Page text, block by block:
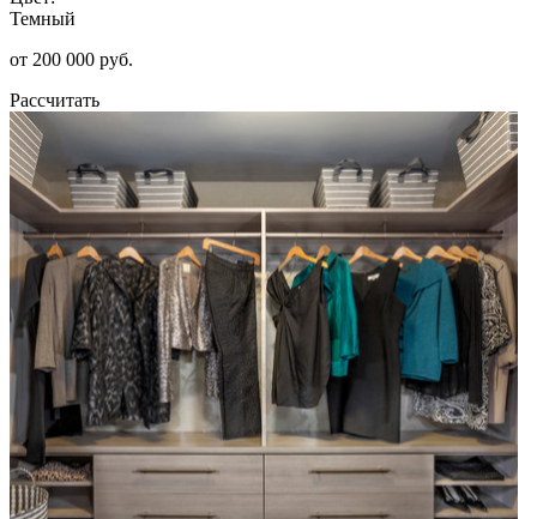
Темный
от 200 000 руб.
Рассчитать